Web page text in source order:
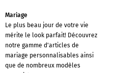
Mariage
Le plus beau jour de votre vie
mérite le look parfait! Découvrez
notre gamme d'articles de
mariage personnalisables ainsi
que de nombreux modèles